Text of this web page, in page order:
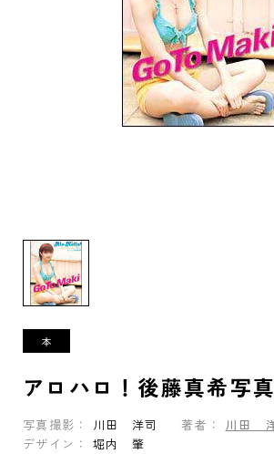
アロハロ！後藤真希写
写真撮影： 川田 洋司 著者：
川田
デザイン：
堀内 肇